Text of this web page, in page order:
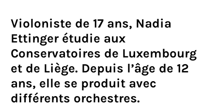
Violoniste de 17 ans, Nadia
Ettinger étudie aux
Conservatoires de Luxembourg
et de Liège. Depuis l’âge de 12
ans, elle se produit avec
différents orchestres.